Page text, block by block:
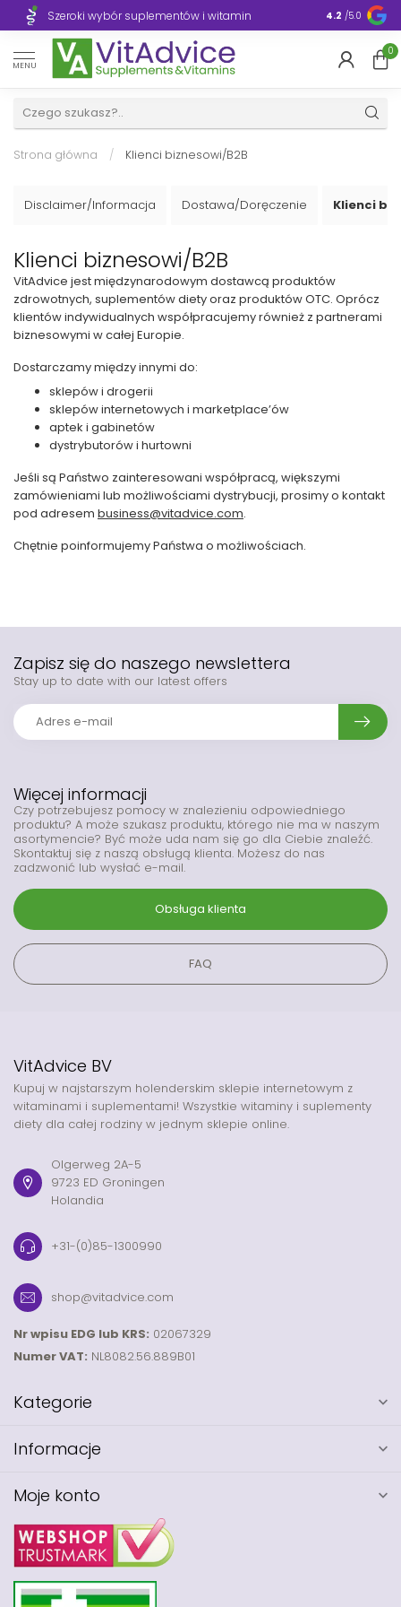
Szeroki wybór suplementów i witamin 4.2 /5.0
MENU
0
Strona główna / Klienci biznesowi/B2B
Disclaimer/Informacja Dostawa/Doręczenie Klienci
Klienci biznesowi/B2B
VitAdvice jest międzynarodowym dostawcą produktów
zdrowotnych, suplementów diety oraz produktów OTC. Oprócz
klientów indywidualnych współpracujemy również z partnerami
biznesowymi w całej Europie.
Dostarczamy między innymi do:
sklepów i drogerii
sklepów internetowych i marketplace’ów
aptek i gabinetów
dystrybutorów i hurtowni
Jeśli są Państwo zainteresowani współpracą, większymi
zamówieniami lub możliwościami dystrybucji, prosimy o kontakt
pod adresem business@vitadvice.com.
Chętnie poinformujemy Państwa o możliwościach.
Więcej informacji
Czy potrzebujesz pomocy w znalezieniu odpowiedniego
produktu? A może szukasz produktu, którego nie ma w naszym
asortymencie? Być może uda nam się go dla Ciebie znaleźć.
Skontaktuj się z naszą obsługą klienta. Możesz do nas
zadzwonić lub wysłać e-mail.
Obsługa klienta
FAQ
Zapisz się do naszego newslettera
Stay up to date with our latest offers
VitAdvice BV
Kupuj w najstarszym holenderskim sklepie internetowym z
witaminami i suplementami! Wszystkie witaminy i suplementy
diety dla całej rodziny w jednym sklepie online.
Olgerweg 2A-5
9723 ED Groningen
Holandia
+31-(0)85-1300990
shop@vitadvice.com
Nr wpisu EDG lub KRS: 02067329
Numer VAT: NL8082.56.889B01
Kategorie
Informacje
Moje konto